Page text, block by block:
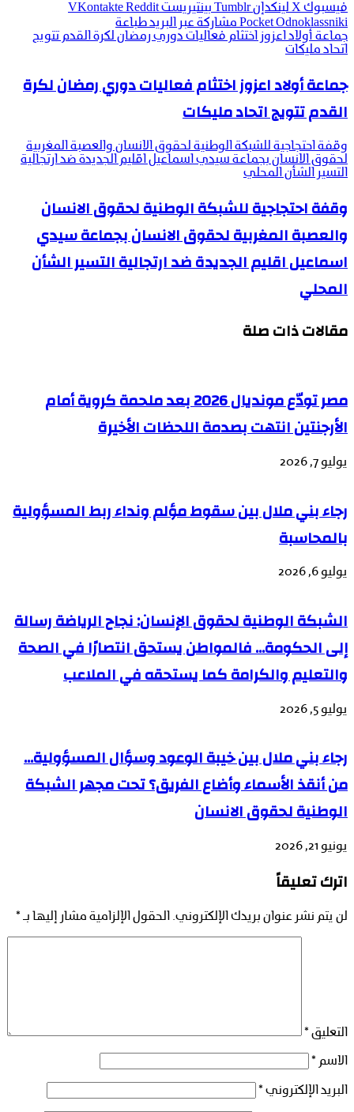
فيسبوك‫X لينكدإن بينتيريست
Odnoklassniki
‫Pocket مشاركة عبر البريدطباعة
جماعة أولاد اعزوز اختثام فعاليات دوري رمضان لكرة القدم تتويج
اتحاد مليكات
جماعة أولاد اعزوز اختثام فعاليات دوري رمضان لكرة
القدم تتويج اتحاد مليكات
وقفة احتجاجية للشبكة الوطنية لحقوق الانسان والعصبة المغربية
لحقوق الانسان بجماعة سيدي اسماعيل اقليم الجديدة ضد ارتجالية
التسير الشأن المحلي
وقفة احتجاجية للشبكة الوطنية لحقوق الانسان
والعصبة المغربية لحقوق الانسان بجماعة سيدي
اسماعيل اقليم الجديدة ضد ارتجالية التسير الشأن
المحلي
مقالات ذات صلة
مصر تودّع مونديال 2026 بعد ملحمة كروية أمام
الأرجنتين انتهت بصدمة اللحظات الأخيرة
يوليو 7, 2026
رجاء بني ملال بين سقوط مؤلم ونداء ربط المسؤولية
بالمحاسبة
يوليو 6, 2026
الشبكة الوطنية لحقوق الإنسان: نجاح الرياضة رسالة
إلى الحكومة… فالمواطن يستحق انتصارًا في الصحة
والتعليم والكرامة كما يستحقه في الملاعب
يوليو 5, 2026
رجاء بني ملال بين خيبة الوعود وسؤال المسؤولية…
من أنقذ الأسماء وأضاع الفريق؟ تحت مجهر الشبكة
الوطنية لحقوق الانسان
يونيو 21, 2026
اترك تعليقاً
لن يتم نشر عنوان بريدك الإلكتروني. الحقول الإلزامية مشار إليها بـ *
التعليق *
الاسم *
البريد الإلكتروني *